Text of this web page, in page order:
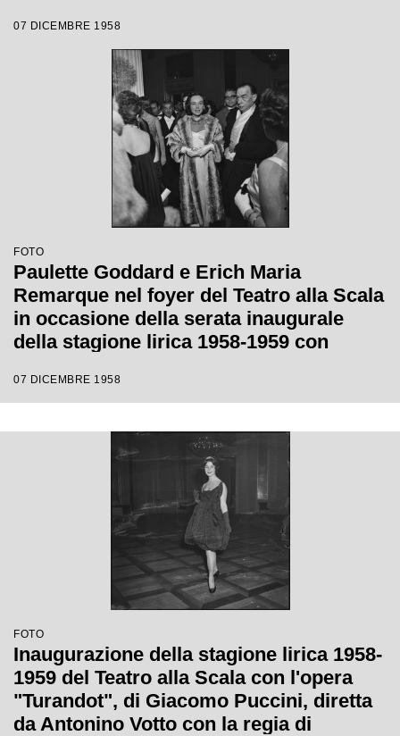
diretta da Antonino Votto con la regia di
Margherita Wallmann
07 DICEMBRE 1958
FOTO
Paulette Goddard e Erich Maria
Remarque nel foyer del Teatro alla Scala
in occasione della serata inaugurale
della stagione lirica 1958-1959 con
diretta da Antonino Votto con la regia di
07 DICEMBRE 1958
FOTO
Inaugurazione della stagione lirica 1958-
1959 del Teatro alla Scala con l'opera
"Turandot", di Giacomo Puccini, diretta
da Antonino Votto con la regia di